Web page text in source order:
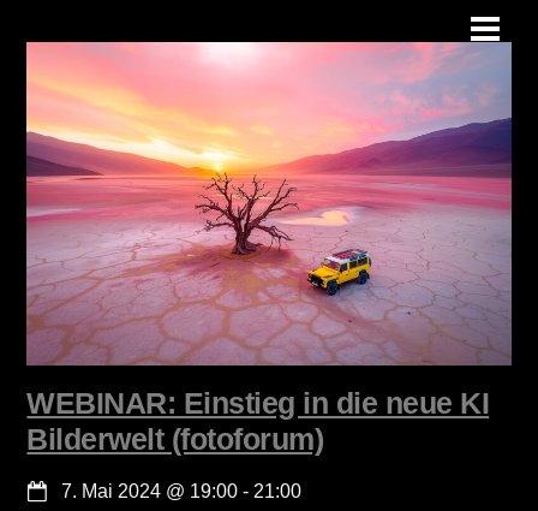
WEBINAR: Einstieg in die neue KI
Bilderwelt (fotoforum)
7. Mai 2024 @ 19:00 - 21:00